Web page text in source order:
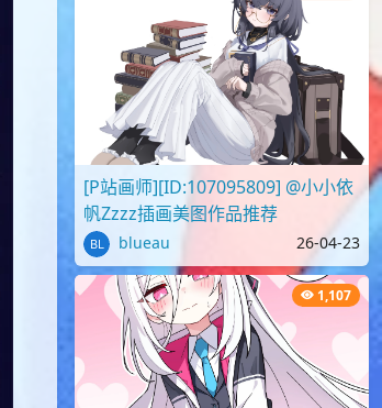
[P站画师][ID:107095809] @小小依
帆Zzzz插画美图作品推荐
blueau 26-04-23
1,107